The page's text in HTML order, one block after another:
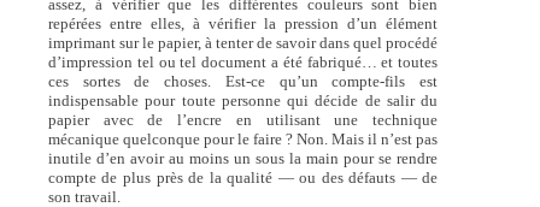
assez, à vérifier que les différentes couleurs sont bien
repérées entre elles, à vérifier la pression d’un élément
imprimant sur le papier, à tenter de savoir dans quel procédé
d’impression tel ou tel document a été fabriqué… et toutes
ces sortes de choses. Est-ce qu’un compte-fils est
indispensable pour toute personne qui décide de salir du
papier avec de l’encre en utilisant une technique
mécanique quelconque pour le faire ? Non. Mais il n’est pas
inutile d’en avoir au moins un sous la main pour se rendre
compte de plus près de la qualité — ou des défauts — de
son travail.